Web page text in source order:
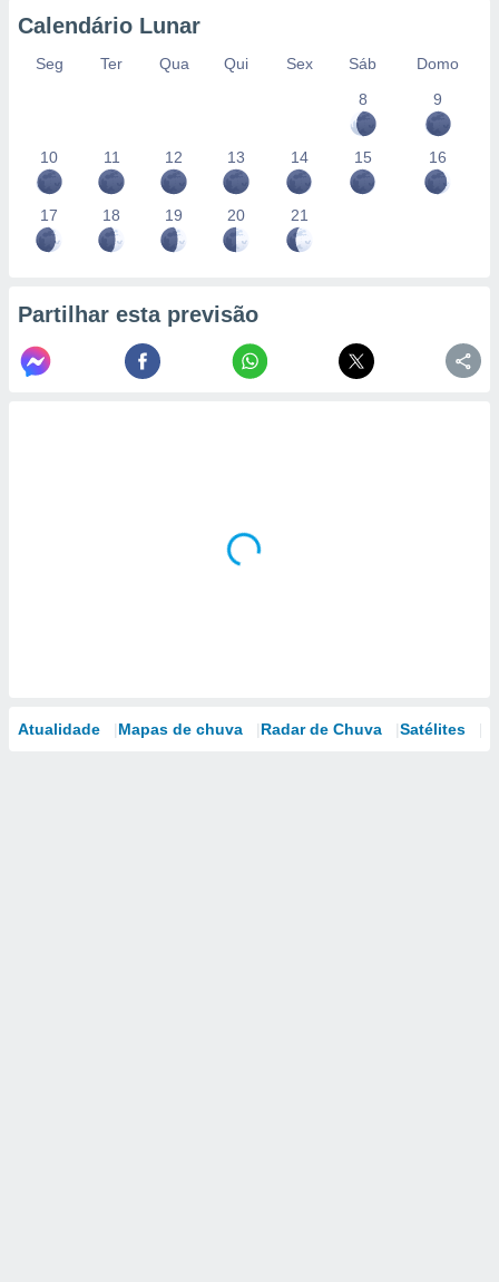
Calendário Lunar
Seg Ter Qua Qui Sex Sáb
Domo
8
9
10 11 12 13 14 15 16
17 18 19 20 21
Partilhar esta previsão
Atualidade Mapas de chuva Radar de Chuva Satélites